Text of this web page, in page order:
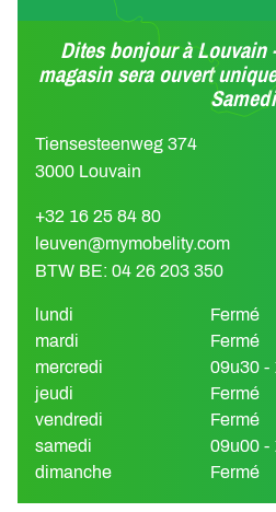
Dites bonjour à Louvain
magasin sera ouvert
Tiensesteenweg 374
3000 Louvain
+32 16 25 84 80
leuven@mymobelity.com
BTW BE: 04 26 203 350
lundi
Fermé
mardi
Fermé
mercredi
09u30 -
jeudi
Fermé
vendredi
Fermé
samedi
09u00 -
dimanche
Fermé